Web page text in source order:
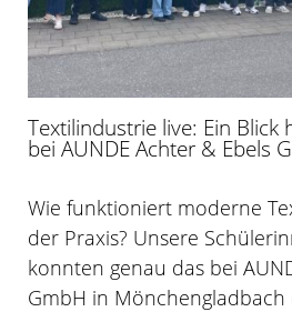
Textilindustrie live: Ein Blick
bei AUNDE Achter & Ebels
Wie funktioniert moderne
der Praxis? Unsere
konnten genau das bei
GmbH in Mönchengladbach